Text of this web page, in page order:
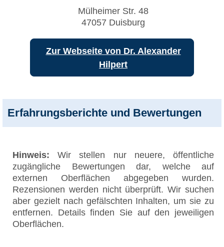
Mülheimer Str. 48
47057 Duisburg
Zur Webseite von Dr. Alexander
Hilpert
Erfahrungsberichte und Bewertungen
Hinweis: Wir stellen nur neuere, öffentliche
zugängliche Bewertungen dar, welche auf
externen Oberflächen abgegeben wurden.
Rezensionen werden nicht überprüft. Wir suchen
aber gezielt nach gefälschten Inhalten, um sie zu
entfernen. Details finden Sie auf den jeweiligen
Oberflächen.